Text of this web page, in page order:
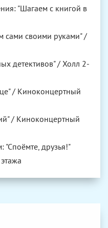
"Шагаем с книгой в
сами своими руками" /
детективов" / Холл 2-
/ Киноконцертный
/ Киноконцертный
"Споёмте, друзья!"